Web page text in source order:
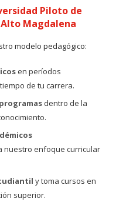
Piloto de
Magdalena
modelo pedagógico:
en períodos
de tu carrera.
dentro de la
nuestro enfoque curricular
y toma cursos en
superior.